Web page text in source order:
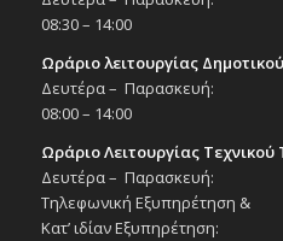
08:30 – 14:00
Ωράριο λειτουργίας
Δευτέρα – Παρασκευή:
08:00 – 14:00
Ωράριο Λειτουργίας Τεχνικού
Δευτέρα – Παρασκευή:
Τηλεφωνική Εξυπηρέτηση &
Κατ’ ιδίαν Εξυπηρέτηση: